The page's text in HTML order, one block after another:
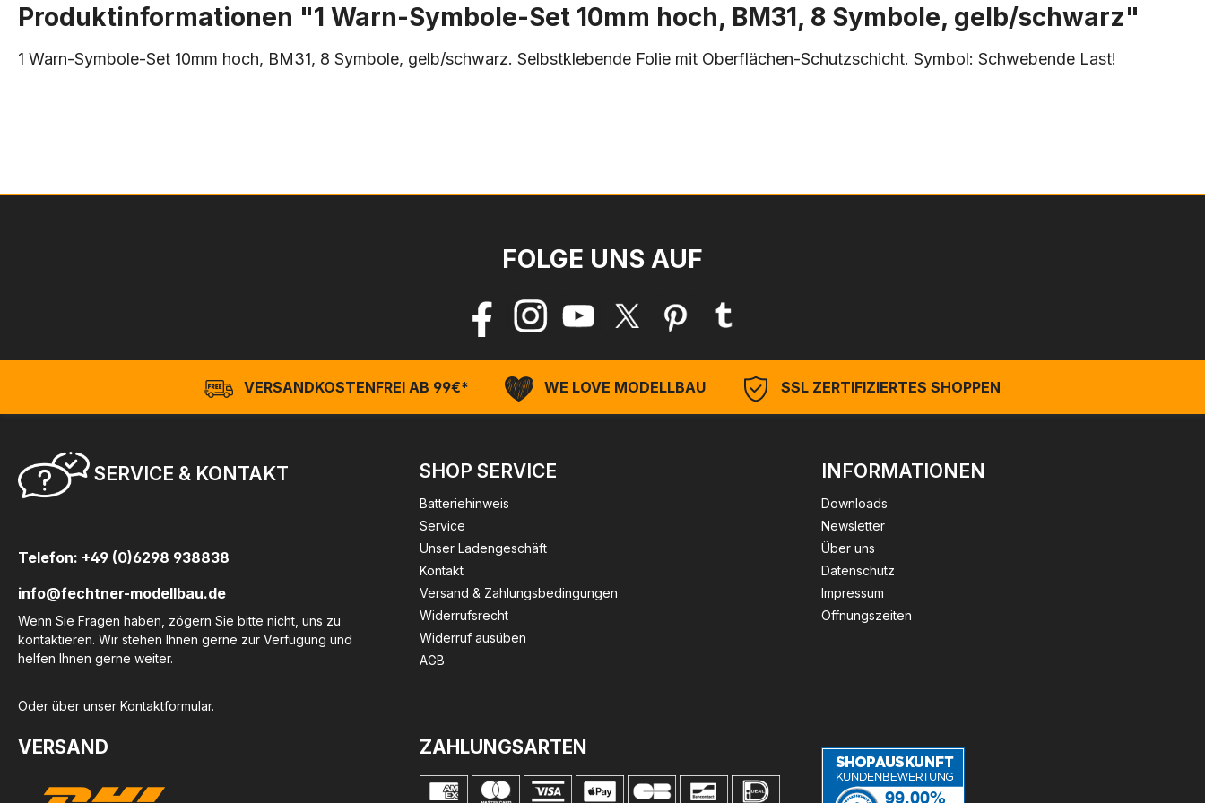
Produktinformationen "1 Warn-Symbole-Set 10mm hoch, BM31, 8 Symbole, gelb/schwarz"
1 Warn-Symbole-Set 10mm hoch, BM31, 8 Symbole, gelb/schwarz. Selbstklebende Folie mit Oberflächen-Schutzschicht. Symbol: Schwebende Last!
FOLGE UNS AUF
VERSANDKOSTENFREI AB 99€* WE LOVE MODELLBAU SSL ZERTIFIZIERTES SHOPPEN
SERVICE & KONTAKT
Telefon: +49 (0)6298 938838
info@fechtner-modellbau.de
Wenn Sie Fragen haben, zögern Sie bitte nicht, uns zu
kontaktieren. Wir stehen Ihnen gerne zur Verfügung und
helfen Ihnen gerne weiter.
Oder über unser Kontaktformular.
SHOP SERVICE
Batteriehinweis
Service
Unser Ladengeschäft
Kontakt
Versand & Zahlungsbedingungen
Widerrufsrecht
Widerruf ausüben
AGB
INFORMATIONEN
Downloads
Newsletter
Über uns
Datenschutz
Impressum
Öffnungszeiten
VERSAND ZAHLUNGSARTEN